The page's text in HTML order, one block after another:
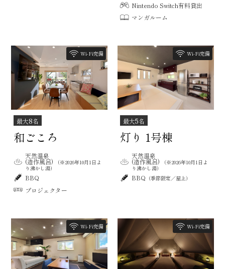
Nintendo Switch有料貸出
マンガルーム
Wi-Fi完備
最大8名
和ごころ
天然温泉
(造作風呂)
（※2026年10月1日よ
り沸かし湯）
BBQ
プロジェクター
Wi-Fi完備
最大5名
灯り 1号棟
天然温泉
(造作風呂)
（※2026年10月1日よ
り沸かし湯）
BBQ （季節限定／屋上）
Wi-Fi完備 Wi-Fi完備